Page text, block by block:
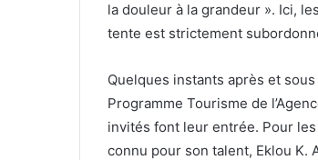
la douleur à la grandeur ». Ici,
tente est strictement
Quelques instants après et
Programme Tourisme de
invités font leur entrée. Pour
connu pour son talent, Eklou K.